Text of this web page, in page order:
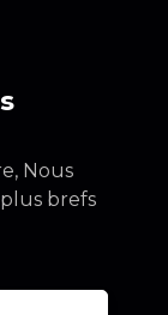
Nous
brefs